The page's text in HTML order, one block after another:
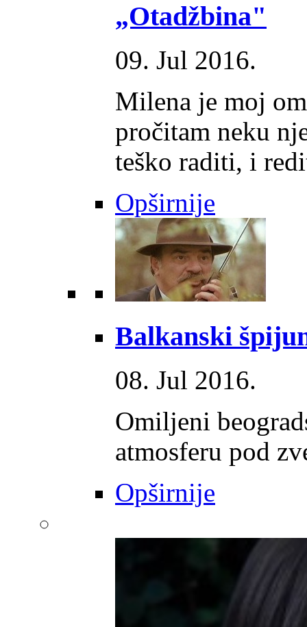
„Otadžbina"
09. Jul 2016.
Milena je moj
pročitam neku
teško raditi, i
Opširnije
Balkanski
08. Jul 2016.
Omiljeni
atmosferu pod
Opširnije